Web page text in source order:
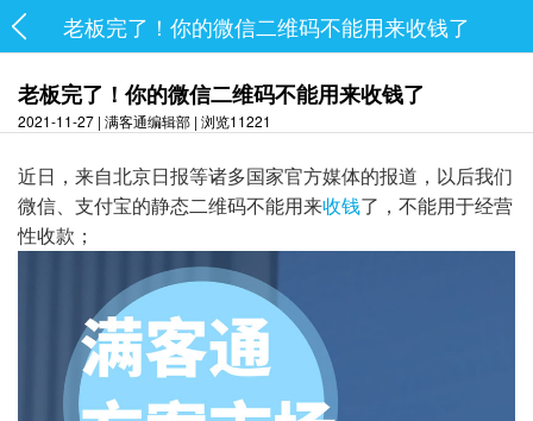
老板完了！你的微信二维码不能用来收钱了
老板完了！你的微信二维码不能用来收钱了
2021-11-27 | 满客通编辑部 | 浏览11221
近日，来自北京日报等诸多国家官方媒体的报道，以后我们
微信、支付宝的静态二维码不能用来收钱了，不能用于经营
性收款；